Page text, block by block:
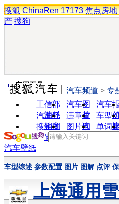
搜狐 ChinaRen 17173 焦点房地
产 搜狗
实用工具
工信部
油耗
汽车图
片
汽车
汽车经
销商
违章查
询
车型
搜狗浏
览器
图片欣
赏
单词
汽车频道 > 专
汽车壁纸
车型综述 参数配置 图片 图解 点评
上海通用